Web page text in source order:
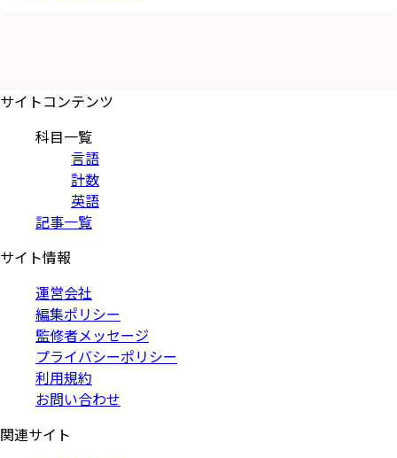
サイトコンテンツ
科目一覧
言語
計数
英語
記事一覧
サイト情報
運営会社
編集ポリシー
監修者メッセージ
プライバシーポリシー
利用規約
お問い合わせ
関連サイト